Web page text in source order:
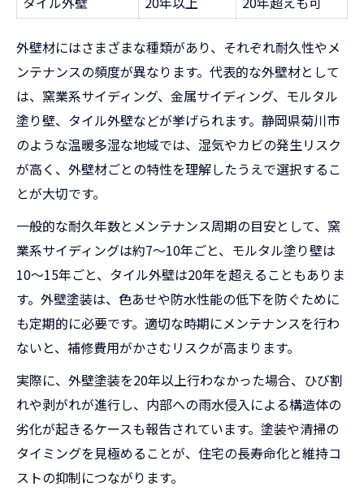
外壁材にはさまざまな種類があり、それぞれ耐久性やメ
ンテナンスの頻度が異なります。代表的な外壁材として
は、窯業系サイディング、金属サイディング、モルタル
塗り壁、タイル外壁などが挙げられます。静岡県菊川市
のような温暖多湿な地域では、湿気やカビの発生リスク
が高く、外壁材ごとの特性を理解したうえで選択するこ
とが大切です。
一般的な耐久年数とメンテナンス周期の目安として、窯
業系サイディングは約7～10年ごと、モルタル塗り壁は
10～15年ごと、タイル外壁は20年を超えることもありま
す。外壁塗装は、色あせや防水性能の低下を防ぐために
も定期的に必要です。適切な時期にメンテナンスを行わ
ないと、補修費用がかさむリスクが高まります。
実際に、外壁塗装を20年以上行わなかった場合、ひび割
れや剥がれが進行し、内部への雨水侵入による構造体の
劣化が起きるケースも報告されています。塗装や清掃の
タイミングを見極めることが、住宅の長寿命化と維持コ
ストの抑制につながります。